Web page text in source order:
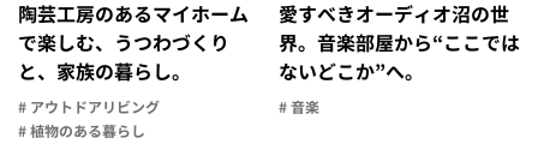
陶芸工房のあるマイホーム
で楽しむ、うつわづくり
と、家族の暮らし。
# アウトドアリビング
# 植物のある暮らし
愛すべきオーディオ沼の世
界。音楽部屋から“ここでは
ないどこか”へ。
# 音楽